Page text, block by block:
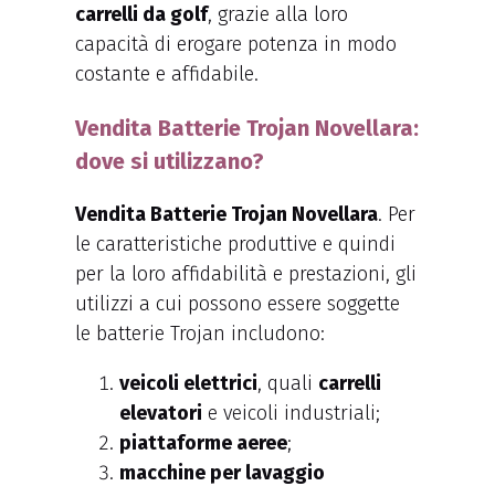
carrelli da golf, grazie alla loro
capacità di erogare potenza in modo
costante e affidabile.
Vendita Batterie Trojan Novellara:
dove si utilizzano?
Vendita Batterie Trojan Novellara. Per
le caratteristiche produttive e quindi
per la loro affidabilità e prestazioni, gli
utilizzi a cui possono essere soggette
le batterie Trojan includono:
veicoli elettrici, quali carrelli
elevatori e veicoli industriali;
piattaforme aeree;
macchine per lavaggio